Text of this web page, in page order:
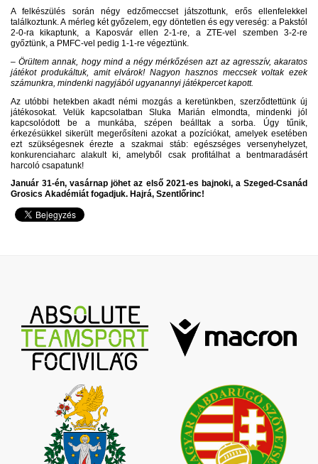
A felkészülés során négy edzőmeccset játszottunk, erős ellenfelekkel
találkoztunk. A mérleg két győzelem, egy döntetlen és egy vereség: a Pakstól
2-0-ra kikaptunk, a Kaposvár ellen 2-1-re, a ZTE-vel szemben 3-2-re
győztünk, a PMFC-vel pedig 1-1-re végeztünk.
– Örültem annak, hogy mind a négy mérkőzésen azt az agresszív, akaratos
játékot produkáltuk, amit elvárok! Nagyon hasznos meccsek voltak ezek
számunkra, mindenki nagyjából ugyanannyi játékpercet kapott.
Az utóbbi hetekben akadt némi mozgás a keretünkben, szerződtettünk új
játékosokat. Velük kapcsolatban Sluka Marián elmondta, mindenki jól
kapcsolódott be a munkába, szépen beálltak a sorba. Úgy tűnik,
érkezésükkel sikerült megerősíteni azokat a pozíciókat, amelyek esetében
ezt szükségesnek érezte a szakmai stáb: egészséges versenyhelyzet,
konkurenciaharc alakult ki, amelyből csak profitálhat a bentmaradásért
harcoló csapatunk!
Január 31-én, vasárnap jöhet az első 2021-es bajnoki, a Szeged-Csanád
Grosics Akadémiát fogadjuk. Hajrá, Szentlőrinc!